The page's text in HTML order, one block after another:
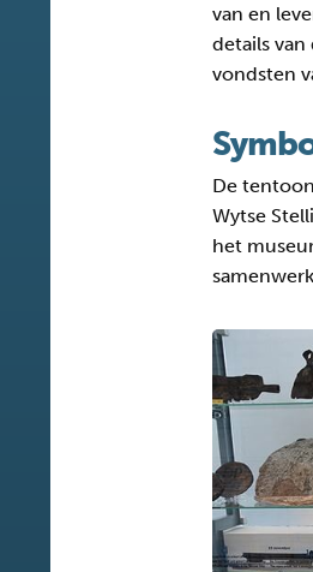
van en
details
vondsten
De
Wytse
het